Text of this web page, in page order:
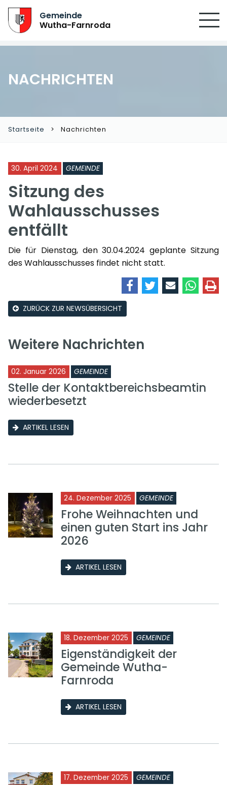
Gemeinde
Wutha-Farnroda
NACHRICHTEN
Startseite Nachrichten
30. April 2024 GEMEINDE
Sitzung des
Wahlausschusses
entfällt
Die für Dienstag, den 30.04.2024 geplante Sitzung
des Wahlausschusses findet nicht statt.
ZURÜCK ZUR NEWSÜBERSICHT
Weitere Nachrichten
02. Januar 2026 GEMEINDE
Stelle der Kontaktbereichsbeamtin
wiederbesetzt
ARTIKEL LESEN
24. Dezember 2025 GEMEINDE
Frohe Weihnachten und
einen guten Start ins Jahr
2026
ARTIKEL LESEN
18. Dezember 2025 GEMEINDE
Eigenständigkeit der
Gemeinde Wutha-
Farnroda
ARTIKEL LESEN
17. Dezember 2025 GEMEINDE